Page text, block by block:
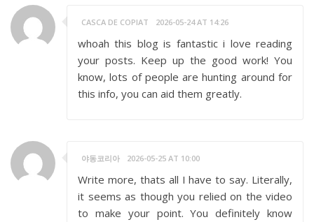
CASCA DE COPIAT 2026-05-24 AT 14:26
whoah this blog is fantastic i love reading
your posts. Keep up the good work! You
know, lots of people are hunting around for
this info, you can aid them greatly.
야동코리아 2026-05-25 AT 10:00
Write more, thats all I have to say. Literally,
it seems as though you relied on the video
to make your point. You definitely know